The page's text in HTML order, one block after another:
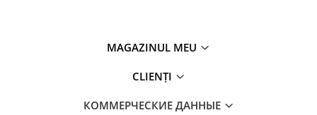
MAGAZINUL MEU
CLIENȚI
КОММЕРЧЕСКИЕ ДАННЫЕ